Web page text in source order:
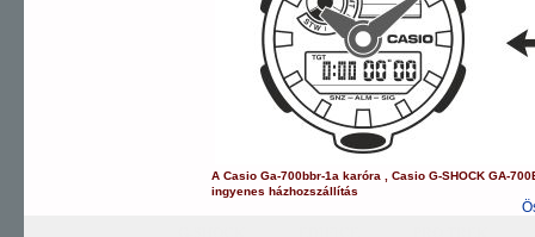
ACasio Ga-700bbr-1a karóra ,Casio G-SHOCK GA-
ingyenes házhozszállítás